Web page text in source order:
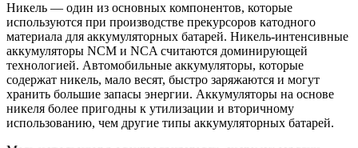
Никель — один из основных компонентов, которые
используются при производстве прекурсоров катодного
материала для аккумуляторных батарей. Никель-интенсивные
аккумуляторы NCM и NCA считаются доминирующей
технологией. Автомобильные аккумуляторы, которые
содержат никель, мало весят, быстро заряжаются и могут
хранить большие запасы энергии. Аккумуляторы на основе
никеля более пригодны к утилизации и вторичному
использованию, чем другие типы аккумуляторных батарей.